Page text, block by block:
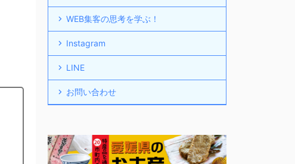
WEB集客の思考を学ぶ！
Instagram
LINE
お問い合わせ